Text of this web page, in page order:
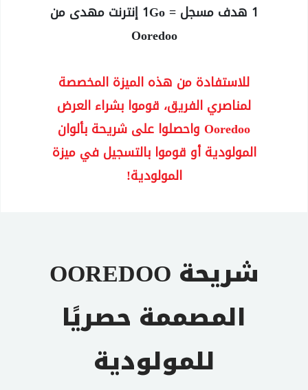
1 هدف مسجل = 1Go إنترنت مهدى من
Ooredoo
للاستفادة من هذه الميزة المخصصة
لمناصري الفريق، قوموا بشراء العرض
Ooredoo واحصلوا على شريحة بألوان
المولودية أو قوموا بالتسجيل في ميزة
المولودية!
شريحة OOREDOO
المصممة حصريًا
للمولودية